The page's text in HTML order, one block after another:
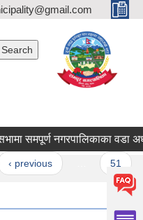
मिति २०७५।०३।१० गतेका दिन ताेस्राे नगरसभामा